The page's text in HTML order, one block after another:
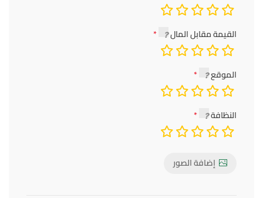
القيمة مقابل المال
الموقع
النظافة
إضافة الصور